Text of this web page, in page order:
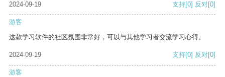
2024-09-19 支持[0] 反对[0]
游客
这款学习软件的社区氛围非常好，可以与其他学习者交流学习心得。
2024-09-19 支持[0] 反对[0]
游客